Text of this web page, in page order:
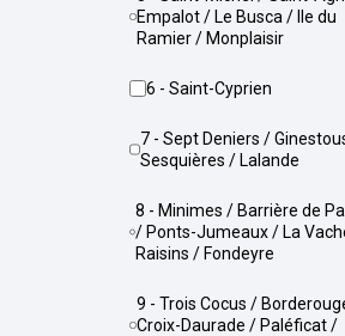
Empalot / Le Busca / Ile du
Ramier / Monplaisir
6 - Saint-Cyprien
7 - Sept Deniers / Ginestous-
Sesquières / Lalande
8 - Minimes / Barrière de Paris
/ Ponts-Jumeaux / La
Raisins / Fondeyre
9 - Trois Cocus / Borderouge /
Croix-Daurade / Paléficat /